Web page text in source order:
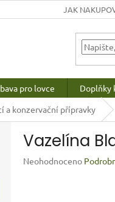
JAK
pro lovce Doplňky
a konzervační přípravky
Vazelína
Průměrné
Neohodnoceno